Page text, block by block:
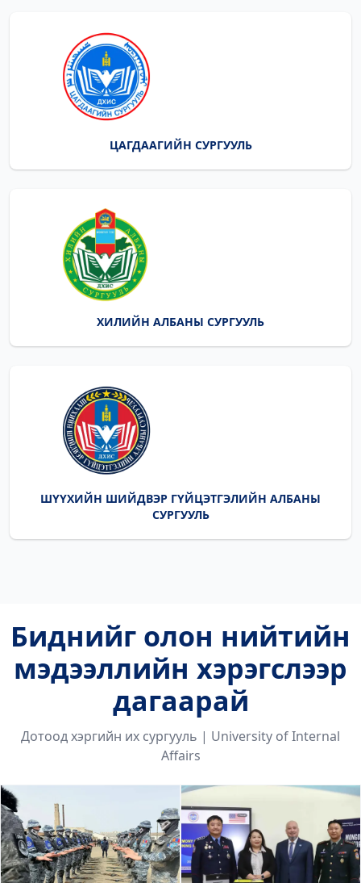
ЦАГДААГИЙН СУРГУУЛЬ
ХИЛИЙН АЛБАНЫ СУРГУУЛЬ
ШҮҮХИЙН ШИЙДВЭР ГҮЙЦЭТГЭЛИЙН АЛБАНЫ
СУРГУУЛЬ
Биднийг олон нийтийн
мэдээллийн хэрэгслээр
дагаарай
Дотоод хэргийн их сургууль | University of Internal
Affairs